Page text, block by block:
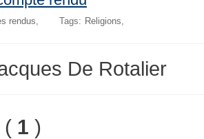
rendus Tags: Religions
De Rotalier
( 1 )